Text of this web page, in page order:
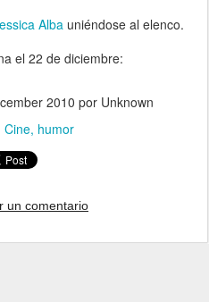
Alba uniéndose al elenco.
el 22 de diciembre:
2010 por Unknown
Cine humor
un comentario